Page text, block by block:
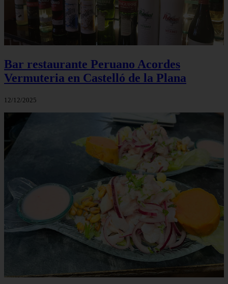
Bar restaurante Peruano Acordes
Vermuteria en Castelló de la Plana
12/12/2025